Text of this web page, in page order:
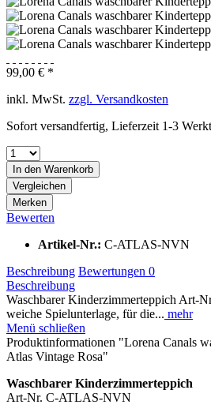
99,00 € *
inkl. MwSt. zzgl. Versandkosten
Sofort versandfertig, Lieferzeit 1-3
In den Warenkorb
Vergleichen
Merken
Bewerten
Artikel-Nr.: C-ATLAS-NVN
Beschreibung Bewertungen 0
Beschreibung
Waschbarer Kinderzimmerteppich Art-
weiche Spielunterlage, für die... mehr
Menü schließen
Produktinformationen "Lorena Canals
Atlas Vintage Rosa"
Waschbarer Kinderzimmerteppich
Art-Nr. C-ATLAS-NVN